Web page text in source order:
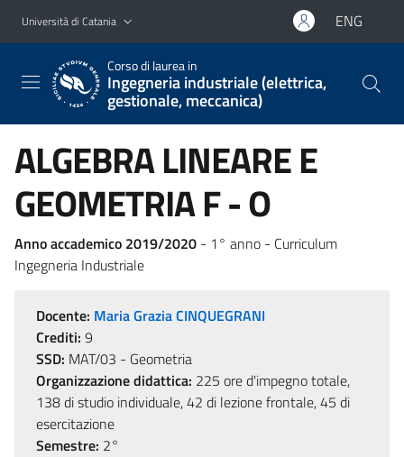
Vai al contenuto principale
Vai al menu di navigazione
Università di Catania ENG
Corso di laurea in
Ingegneria industriale (elettrica,
gestionale, meccanica)
ALGEBRA LINEARE E
GEOMETRIA F - O
Anno accademico 2019/2020 - 1° anno - Curriculum
Ingegneria Industriale
Docente: Maria Grazia CINQUEGRANI
Crediti: 9
SSD: MAT/03 - Geometria
Organizzazione didattica: 225 ore d'impegno totale,
138 di studio individuale, 42 di lezione frontale, 45 di
esercitazione
Semestre: 2°